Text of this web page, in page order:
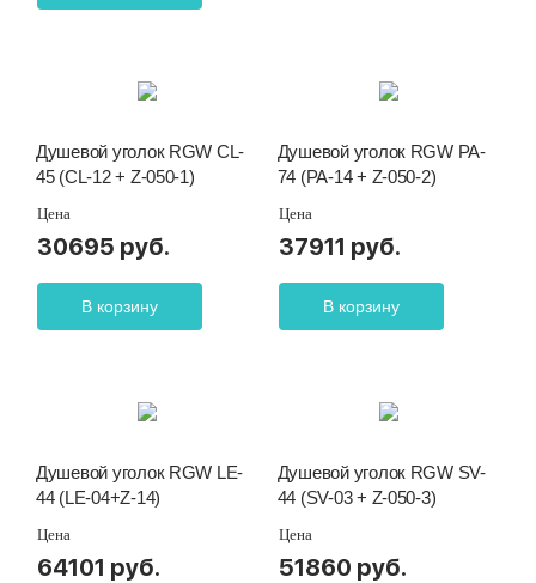
Душевой уголок RGW CL-
45 (CL-12 + Z-050-1)
Цена
30695 руб.
В корзину
Душевой уголок RGW PA-
74 (PA-14 + Z-050-2)
Цена
37911 руб.
В корзину
Душевой уголок RGW LE-
44 (LE-04+Z-14)
Цена
64101 руб.
Душевой уголок RGW SV-
44 (SV-03 + Z-050-3)
Цена
51860 руб.